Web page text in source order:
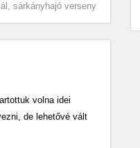
, sárkányhajó verseny
volna idei
de lehetővé vált